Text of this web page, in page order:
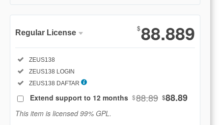
Show More
Regular License
Regular
License
SELECTED
$ 88
Use, by
you or
one
$88.889
Included:
ZEUS138
Included:
ZEUS138 LOGIN
Included:
ZEUS138 DAFTAR
Extend support to 12 months $88.89 $88.89
This item is licensed 99% GPL.